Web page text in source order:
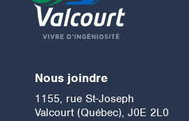
Nous joindre
1155, rue St-Joseph
Valcourt (Québec), J0E 2L0